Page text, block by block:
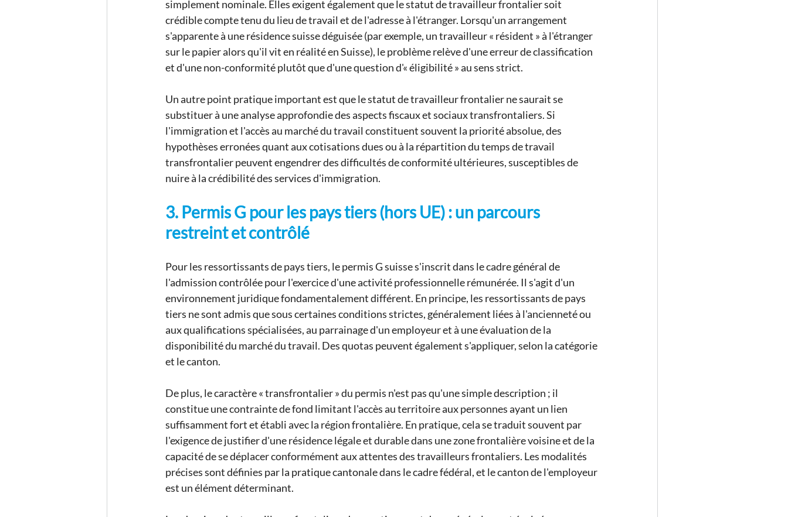
simplement nominale. Elles exigent également que le statut de travailleur frontalier soit
crédible compte tenu du lieu de travail et de l'adresse à l'étranger. Lorsqu'un arrangement
s'apparente à une résidence suisse déguisée (par exemple, un travailleur « résident » à l'étranger
sur le papier alors qu'il vit en réalité en Suisse), le problème relève d'une erreur de classification
et d'une non-conformité plutôt que d'une question d'« éligibilité » au sens strict.
Un autre point pratique important est que le statut de travailleur frontalier ne saurait se
substituer à une analyse approfondie des aspects fiscaux et sociaux transfrontaliers. Si
l'immigration et l'accès au marché du travail constituent souvent la priorité absolue, des
hypothèses erronées quant aux cotisations dues ou à la répartition du temps de travail
transfrontalier peuvent engendrer des difficultés de conformité ultérieures, susceptibles de
nuire à la crédibilité des services d'immigration.
3. Permis G pour les pays tiers (hors UE) : un parcours
restreint et contrôlé
Pour les ressortissants de pays tiers, le permis G suisse s'inscrit dans le cadre général de
l'admission contrôlée pour l'exercice d'une activité professionnelle rémunérée. Il s'agit d'un
environnement juridique fondamentalement différent. En principe, les ressortissants de pays
tiers ne sont admis que sous certaines conditions strictes, généralement liées à l'ancienneté ou
aux qualifications spécialisées, au parrainage d'un employeur et à une évaluation de la
disponibilité du marché du travail. Des quotas peuvent également s'appliquer, selon la catégorie
et le canton.
De plus, le caractère « transfrontalier » du permis n'est pas qu'une simple description ; il
constitue une contrainte de fond limitant l'accès au territoire aux personnes ayant un lien
suffisamment fort et établi avec la région frontalière. En pratique, cela se traduit souvent par
l'exigence de justifier d'une résidence légale et durable dans une zone frontalière voisine et de la
capacité de se déplacer conformément aux attentes des travailleurs frontaliers. Les modalités
précises sont définies par la pratique cantonale dans le cadre fédéral, et le canton de l'employeur
est un élément déterminant.